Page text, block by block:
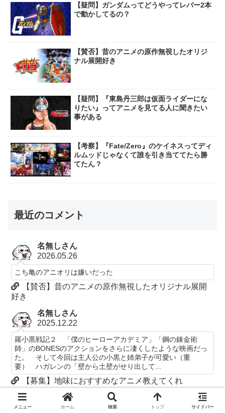
【疑問】ガンダムってどうやってレバー2本
で動かしてるの？
【賛否】昔のアニメの原作無視したオリジ
ナル展開好き
【疑問】『東島丹三郎は仮面ライダーにな
りたい』ってアニメを見てる人に聞きたい
事がある
【考察】『Fate/Zero』のケイネスってディ
ルムッドじゃなくて誰を引き当ててたら勝
てたん？
最近のコメント
名無しさん
2026.05.26
こち亀のアニオリは嫌いだった
【賛否】昔のアニメの原作無視したオリジナル展開
好き
名無しさん
2025.12.22
羅小黒戦記２ 「僕のヒーローアカデミア」「鋼の錬金術
師」のBONESのアクションをさらに凄くしたような映画だっ
た。 そして今回は主人公の小黒と姉弟子が可愛い（重
要） ハガレンの「壁から土壁がせり出して...
【募集】地味におすすめなアニメ教えてくれ
名無しさん
2025.11.15
メニュー ホーム 検索 トップ サイドバー